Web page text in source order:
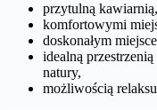
przytulną kawiarnią,
komfortowymi
doskonałym
idealną
natury,
możliwością